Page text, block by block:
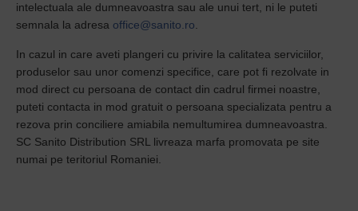
intelectuala ale dumneavoastra sau ale unui tert, ni le puteti
semnala la adresa office@sanito.ro
In cazul in care aveti plangeri cu privire la calitatea serviciilor,
produselor sau unor comenzi specifice, care pot fi rezolvate in
mod direct cu persoana de contact din cadrul firmei noastre,
puteti contacta in mod gratuit o persoana specializata pentru a
rezova prin conciliere amiabila nemultumirea dumneavoastra.
SC Sanito Distribution SRL livreaza marfa promovata pe site
numai pe teritoriul Romaniei.